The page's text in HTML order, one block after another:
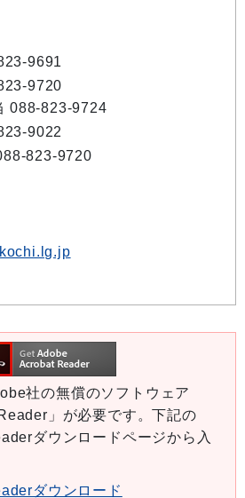
9691
9720
088-823-9724
9022
823-9720
社の無償のソフトウェア
」が必要です。下記の
ダウンロードページから入
ダウンロード